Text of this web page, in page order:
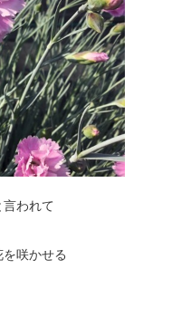
われて
咲かせる